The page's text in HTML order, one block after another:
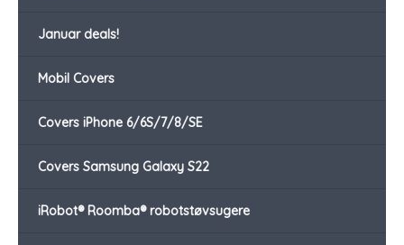
Januar deals!
Mobil Covers
Covers iPhone 6/6S/7/8/SE
Covers Samsung Galaxy S22
iRobot® Roomba® robotstøvsugere